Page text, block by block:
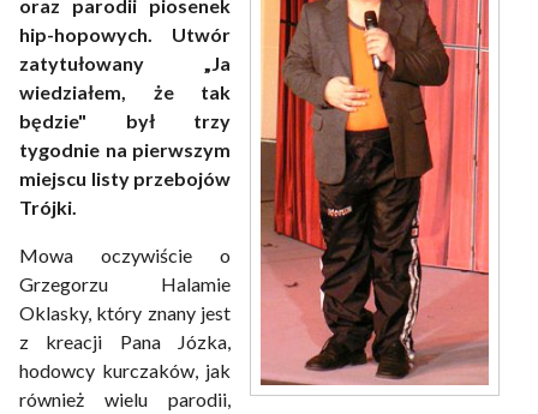
oraz parodii piosenek
hip-hopowych. Utwór
zatytułowany „Ja
wiedziałem, że tak
będzie" był trzy
tygodnie na pierwszym
miejscu listy przebojów
Trójki.
Mowa oczywiście o
Grzegorzu Halamie
Oklasky, który znany jest
z kreacji Pana Józka,
hodowcy kurczaków, jak
również wielu parodii,